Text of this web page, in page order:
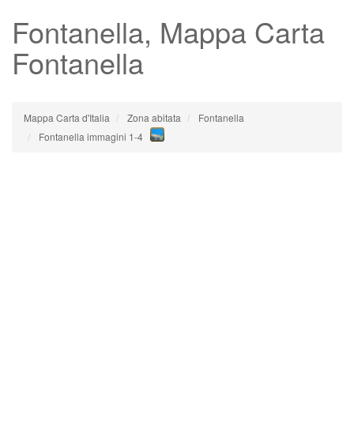
Fontanella, Mappa Carta
Fontanella
Mappa Carta d'Italia Zona abitata
Fontanella
Fontanella immagini 1-4